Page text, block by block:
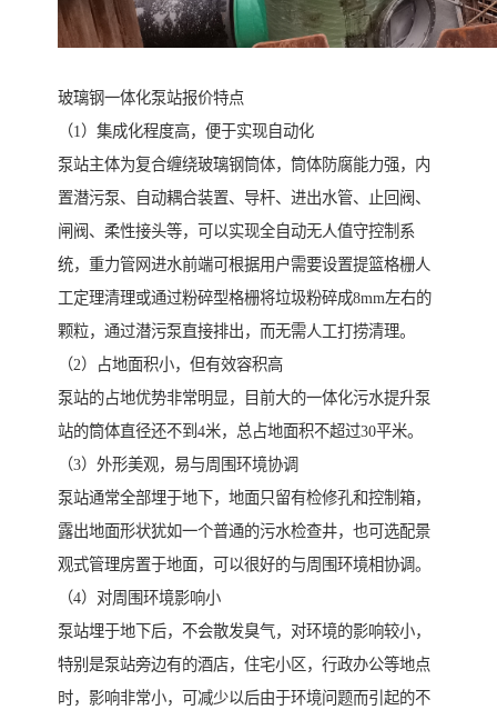
玻璃钢一体化泵站报价特点
（1）集成化程度高，便于实现自动化
泵站主体为复合缠绕玻璃钢筒体，筒体防腐能力强，内
置潜污泵、自动耦合装置、导杆、进出水管、止回阀、
闸阀、柔性接头等，可以实现全自动无人值守控制系
统，重力管网进水前端可根据用户需要设置提篮格栅人
工定理清理或通过粉碎型格栅将垃圾粉碎成8mm左右的
颗粒，通过潜污泵直接排出，而无需人工打捞清理。
（2）占地面积小，但有效容积高
泵站的占地优势非常明显，目前大的一体化污水提升泵
站的筒体直径还不到4米，总占地面积不超过30平米。
（3）外形美观，易与周围环境协调
泵站通常全部埋于地下，地面只留有检修孔和控制箱，
露出地面形状犹如一个普通的污水检查井，也可选配景
观式管理房置于地面，可以很好的与周围环境相协调。
（4）对周围环境影响小
泵站埋于地下后，不会散发臭气，对环境的影响较小，
特别是泵站旁边有的酒店，住宅小区，行政办公等地点
时，影响非常小，可减少以后由于环境问题而引起的不